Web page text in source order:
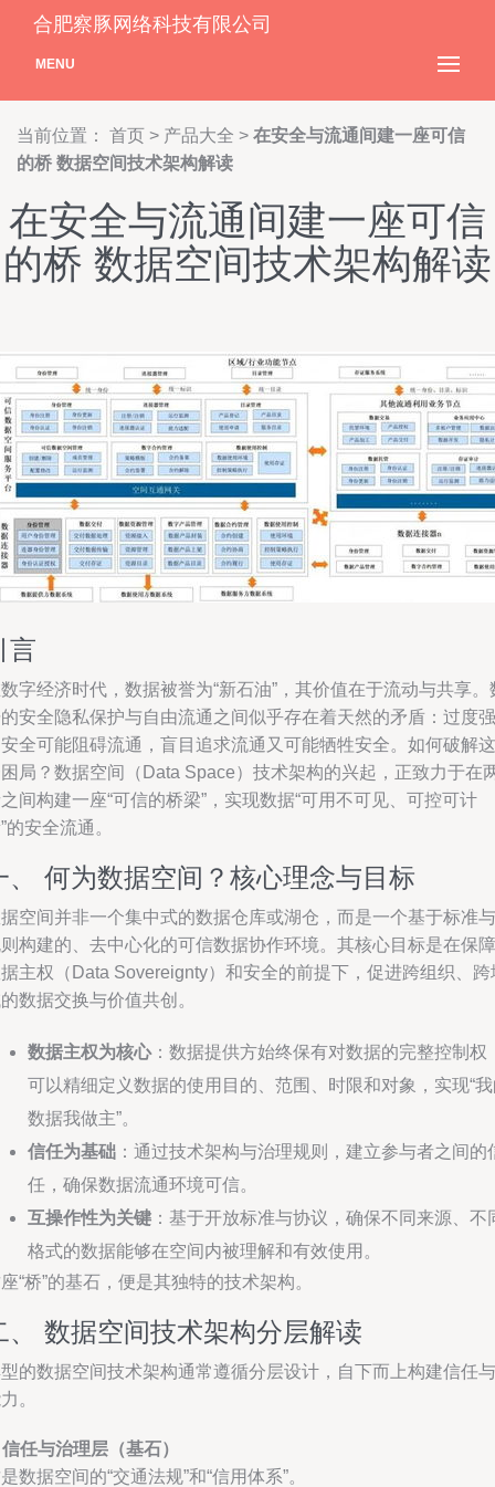
合肥察豚网络科技有限公司
MENU
当前位置： 首页 > 产品大全 > 在安全与流通间建一座可信
的桥 数据空间技术架构解读
在安全与流通间建一座可信
的桥 数据空间技术架构解读
言
字经济时代，数据被誉为“新石油”，其价值在于流动与共享。
安全隐私保护与自由流通之间似乎存在着天然的矛盾：过度强
全可能阻碍流通，盲目追求流通又可能牺牲安全。如何破解这
局？数据空间（Data Space）技术架构的兴起，正致力于在
间构建一座“可信的桥梁”，实现数据“可用不可见、可控可计
的安全流通。
、 何为数据空间？核心理念与目标
空间并非一个集中式的数据仓库或湖仓，而是一个基于标准与
构建的、去中心化的可信数据协作环境。其核心目标是在保障
主权（Data Sovereignty）和安全的前提下，促进跨组织、跨
数据交换与价值共创。
数据主权为核心：数据提供方始终保有对数据的完整控制权
可以精细定义数据的使用目的、范围、时限和对象，实现“
数据我做主”。
信任为基础 ：通过技术架构与治理规则，建立参与者之间的
任，确保数据流通环境可信。
互操作性为关键 ：基于开放标准与协议，确保不同来源、不
格式的数据能够在空间内被理解和有效使用。
“桥”的基石，便是其独特的技术架构。
、 数据空间技术架构分层解读
的数据空间技术架构通常遵循分层设计，自下而上构建信任与
。
任与治理层（基石）
数据空间的“交通法规”和“信用体系”。